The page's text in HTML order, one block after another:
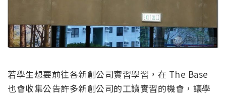
若學生想要前往各新創公司實習學習，在 The Base
也會收集公告許多新創公司的工讀實習的機會，讓學